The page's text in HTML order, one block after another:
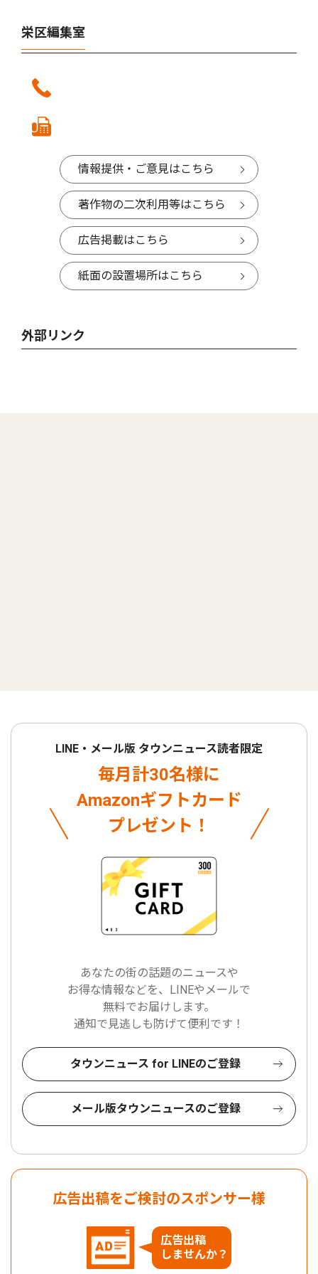
栄区編集室
情報提供・ご意見はこちら
著作物の二次利用等はこちら
広告掲載はこちら
紙面の設置場所はこちら
外部リンク
LINE・メール版 タウンニュース読者限定
毎月計30名様に
Amazonギフトカード
プレゼント！
あなたの街の話題のニュースや
お得な情報などを、LINEやメールで
無料でお届けします。
通知で見逃しも防げて便利です！
タウンニュース for LINEのご登録
メール版タウンニュースのご登録
広告出稿をご検討のスポンサー様
広告出稿
しませんか？